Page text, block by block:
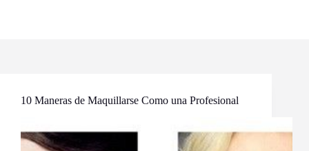
10 Maneras de Maquillarse Como una Profesional